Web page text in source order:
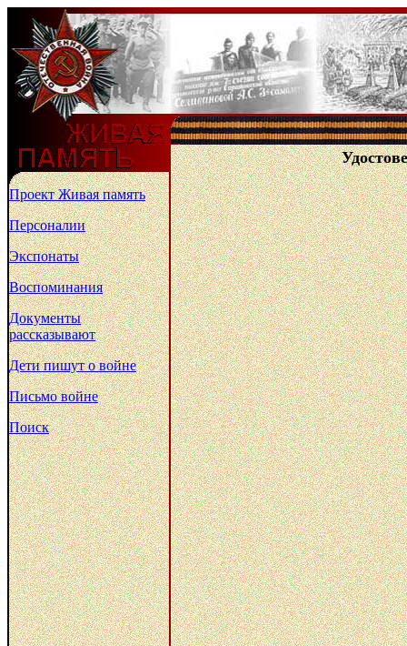
Проект Живая память
Персоналии
Экспонаты
Воспоминания
Документы
рассказывают
Дети пишут о войне
Письмо войне
Поиск